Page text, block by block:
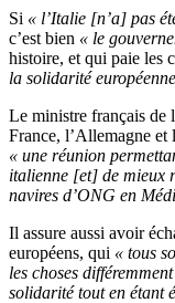
Si « l’Italie [n’a] pas
c’est bien « le
histoire, et qui paie les
la solidarité
Le ministre français de
France, l’Allemagne et
« une réunion
italienne [et] de mieux
navires d’ONG en
Il assure aussi avoir
européens, qui « tous
les choses
solidarité tout en étant